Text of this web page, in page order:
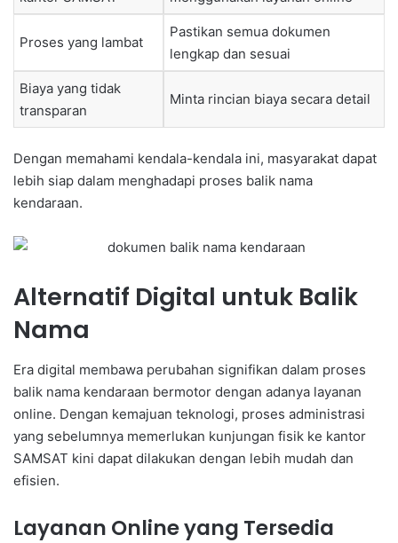
Proses yang lambat
Pastikan semua dokumen
lengkap dan sesuai
Biaya yang tidak
transparan
Minta rincian biaya secara detail
Dengan memahami kendala-kendala ini, masyarakat dapat
lebih siap dalam menghadapi proses balik nama
kendaraan.
Alternatif Digital untuk Balik
Nama
Era digital membawa perubahan signifikan dalam proses
balik nama kendaraan bermotor dengan adanya layanan
online. Dengan kemajuan teknologi, proses administrasi
yang sebelumnya memerlukan kunjungan fisik ke kantor
SAMSAT kini dapat dilakukan dengan lebih mudah dan
efisien.
Layanan Online yang Tersedia